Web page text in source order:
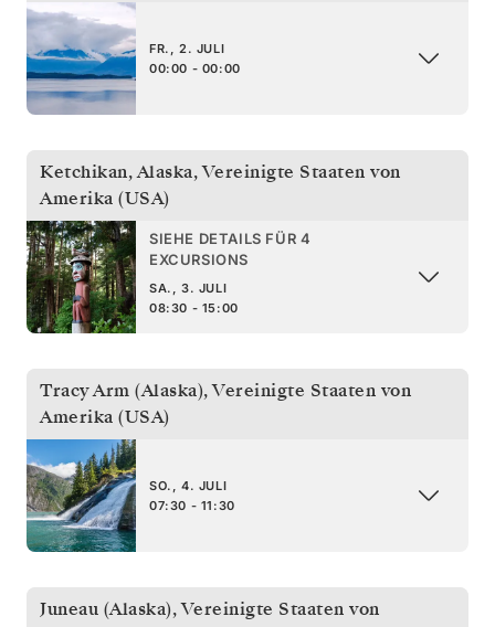
FR., 2. JULI
00:00 - 00:00
Ketchikan, Alaska,Vereinigte Staaten von
Amerika (USA)
SIEHE DETAILS FÜR 4
EXCURSIONS
SA., 3. JULI
08:30 - 15:00
Tracy Arm (Alaska),Vereinigte Staaten von
Amerika (USA)
SO., 4. JULI
07:30 - 11:30
Juneau (Alaska),Vereinigte Staaten von